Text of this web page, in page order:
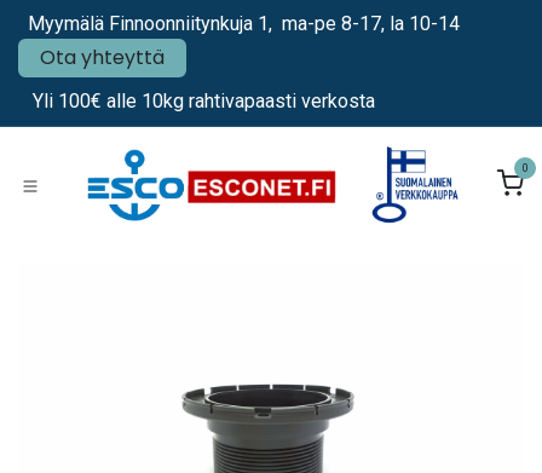
Siirry sisältöön
Myymälä Finnoonniitynkuja 1, ma-pe 8-17, la 10-14
Ota yhteyttä
Yli 100€ alle 10kg rahtivapaasti verkosta
0